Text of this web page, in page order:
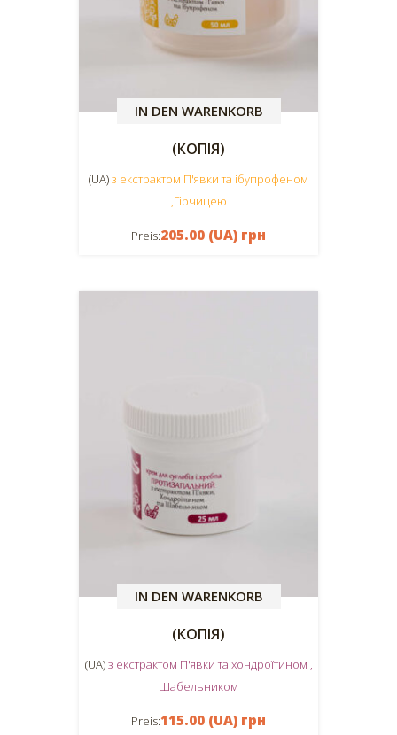
IN DEN WARENKORB
(КОПІЯ)
(UA)з екстрактом П'явки та ібупрофеном
,Гірчицею
Preis:205.00 (UA) грн
IN DEN WARENKORB
(КОПІЯ)
(UA)з екстрактом П'явки та хондроїтином ,
Шабельником
Preis:115.00 (UA) грн